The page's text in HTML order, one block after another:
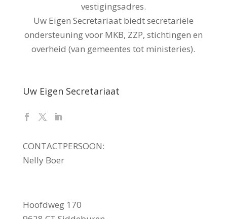
vestigingsadres.
Uw Eigen Secretariaat biedt secretariële
ondersteuning voor MKB, ZZP, stichtingen en
overheid (van gemeentes tot ministeries).
Uw Eigen Secretariaat
CONTACTPERSOON:
Nelly Boer
Hoofdweg 170